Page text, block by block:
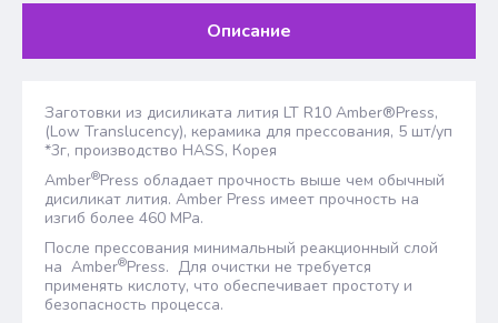
Описание
Заготовки из дисиликата лития LT R10 Amber®Press,
(Low Translucency), керамика для прессования, 5 шт/уп
*3г, производство HASS, Корея
Amber®Press обладает прочность выше чем обычный
дисиликат лития. Amber Press имеет прочность на
изгиб более 460 MPa.
После прессования минимальный реакционный слой
на Amber®Press. Для очистки не требуется
применять кислоту, что обеспечивает простоту и
безопасность процесса.